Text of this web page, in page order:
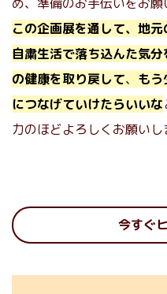
この企画展を通して、地
自粛生活で落ち込んた気
の健康を取り戻して、 もう
につなげていけたらいいな
力のほどよろしくお願いし
今すぐ